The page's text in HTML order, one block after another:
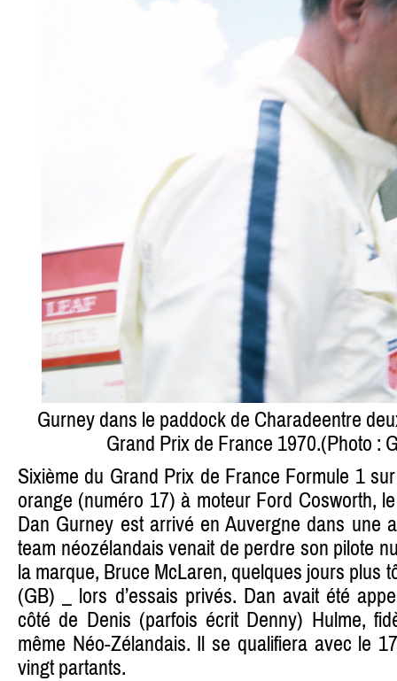
Gurney dans le paddock de Charadeentre
Grand Prix de France 1970.(Photo :
Sixième du Grand Prix de France Formule 1
orange (numéro 17) à moteur Ford Cosworth,
Dan Gurney est arrivé en Auvergne dans une
team néozélandais venait de perdre son pilote
la marque, Bruce McLaren, quelques jours plus
(GB) _ lors d’essais privés. Dan avait été
côté de Denis (parfois écrit Denny) Hulme,
même Néo-Zélandais. Il se qualifiera avec le
vingt partants.